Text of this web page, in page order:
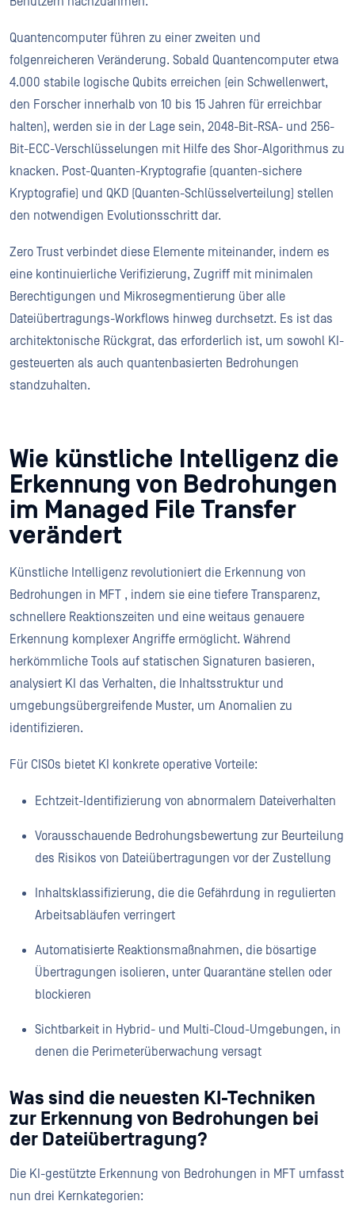
Quantencomputer führen zu einer zweiten und
folgenreicheren Veränderung. Sobald Quantencomputer etwa
4.000 stabile logische Qubits erreichen (ein Schwellenwert,
den Forscher innerhalb von 10 bis 15 Jahren für erreichbar
halten), werden sie in der Lage sein, 2048-Bit-RSA- und 256-
Bit-ECC-Verschlüsselungen mit Hilfe des Shor-Algorithmus zu
knacken. Post-Quanten-Kryptografie (quanten-sichere
Kryptografie) und QKD (Quanten-Schlüsselverteilung) stellen
den notwendigen Evolutionsschritt dar.
Zero Trust verbindet diese Elemente miteinander, indem es
eine kontinuierliche Verifizierung, Zugriff mit minimalen
Berechtigungen und Mikrosegmentierung über alle
Dateiübertragungs-Workflows hinweg durchsetzt. Es ist das
architektonische Rückgrat, das erforderlich ist, um sowohl KI-
gesteuerten als auch quantenbasierten Bedrohungen
standzuhalten.
Wie künstliche Intelligenz die
Erkennung von Bedrohungen
im Managed File Transfer
verändert
Künstliche Intelligenz revolutioniert die Erkennung von
Bedrohungen in MFT , indem sie eine tiefere Transparenz,
schnellere Reaktionszeiten und eine weitaus genauere
Erkennung komplexer Angriffe ermöglicht. Während
herkömmliche Tools auf statischen Signaturen basieren,
analysiert KI das Verhalten, die Inhaltsstruktur und
umgebungsübergreifende Muster, um Anomalien zu
identifizieren.
Für CISOs bietet KI konkrete operative Vorteile:
Echtzeit-Identifizierung von abnormalem Dateiverhalten
Vorausschauende Bedrohungsbewertung zur Beurteilung
des Risikos von Dateiübertragungen vor der Zustellung
Inhaltsklassifizierung, die die Gefährdung in regulierten
Arbeitsabläufen verringert
Automatisierte Reaktionsmaßnahmen, die bösartige
Übertragungen isolieren, unter Quarantäne stellen oder
blockieren
Sichtbarkeit in Hybrid- und Multi-Cloud-Umgebungen, in
denen die Perimeterüberwachung versagt
Was sind die neuesten KI-Techniken
zur Erkennung von Bedrohungen bei
der Dateiübertragung?
Die KI-gestützte Erkennung von Bedrohungen in MFT umfasst
nun drei Kernkategorien: